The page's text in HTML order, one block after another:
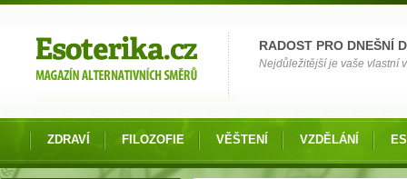
RADOST PRO DNEŠNÍ
Nejdůležitější je vaše vlastní
ZDRAVÍ FILOZOFIE VĚŠTENÍ VZDĚLÁNÍ